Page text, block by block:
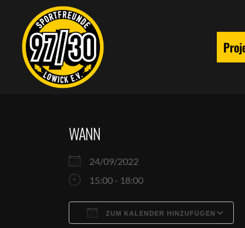
WANN
24/09/2022
15:00 - 18:00
ZUM KALENDER HINZUFÜGEN